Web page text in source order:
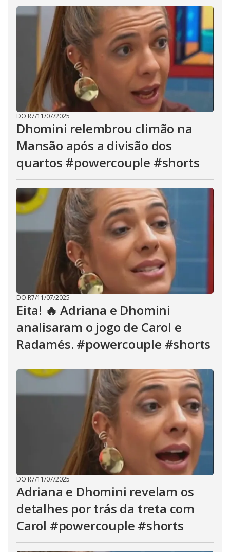
DO R7/11/07/2025
Dhomini relembrou climão na
Mansão após a divisão dos
quartos #powercouple #shorts
DO R7/11/07/2025
Eita! 🔥 Adriana e Dhomini
analisaram o jogo de Carol e
Radamés. #powercouple #shorts
DO R7/11/07/2025
Adriana e Dhomini revelam os
detalhes por trás da treta com
Carol #powercouple #shorts